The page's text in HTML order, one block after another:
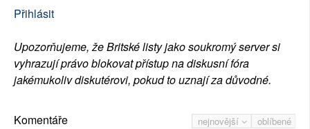
Přihlásit
Upozorňujeme, že Britské listy jako soukromý server si
vyhrazují právo blokovat přístup na diskusní fóra
jakémukoliv diskutérovi, pokud to uznají za důvodné.
nejnovější oblíbené
Komentáře